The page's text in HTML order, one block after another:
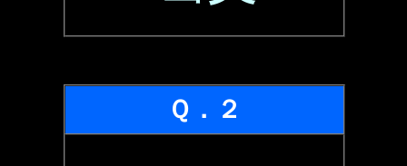
Ｑ．２